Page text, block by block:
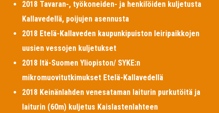
2018 Tavaran-, työkoneiden- ja henkilöiden kuljetusta
Kallavedellä, poijujen asennusta
2018 Etelä-Kallaveden kaupunkipuiston leiripaikkojen
uusien vessojen kuljetukset
2018 Itä-Suomen Yliopiston/ SYKE:n
mikromuovitutkimukset Etelä-Kallavedellä
2018 Keinänlahden venesataman laiturin purkutöitä ja
laiturin (60m) kuljetus Kaislastenlahteen